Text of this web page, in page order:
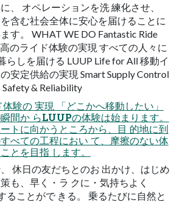
、 オペレーションを洗 練化させ、
含む社会全体に安心を届けることに
す。 WHAT WE DO Fantastic Ride
のライド体験の実現 すべての人々に
らしを届ける LUUP Life for All 移動イ
安定供給の実現 Smart Supply Control
& Reliability
験の 実現 「どこかへ移動したい」
間か らLUUPの体験は始まります。
トに向かうところから、目 的地に到
べての工程におい て、摩擦のない体
とを目指 します。
休日の友だちとのお 出かけ、はじめ
も、早く・ラ クに・気持ちよく
ることがで きる。 乗るたびに自然と